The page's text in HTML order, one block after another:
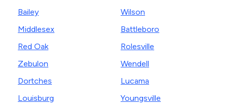
Bailey
Middlesex
Red Oak
Zebulon
Dortches
Louisburg
Wilson
Battleboro
Rolesville
Wendell
Lucama
Youngsville